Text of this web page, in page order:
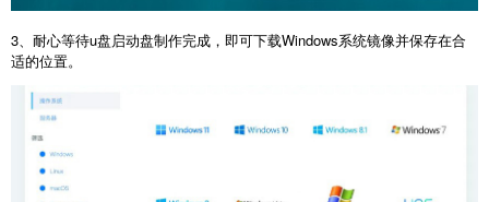
3、耐心等待u盘启动盘制作完成，即可下载Windows系统镜像并保存在合
适的位置。